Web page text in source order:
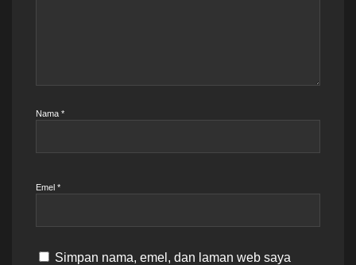
Nama *
Emel *
Simpan nama, emel, dan laman web saya